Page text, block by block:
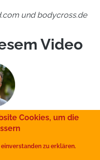
und bodycross.de
Video
WorkOUT
Cookies, um die
zu erklären.